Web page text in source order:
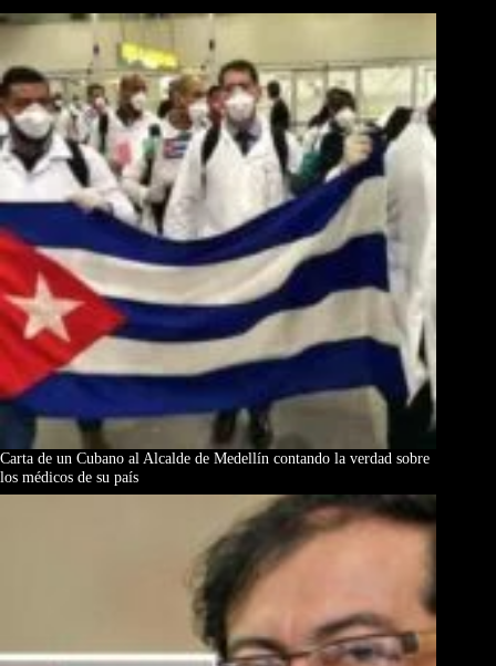
Carta de un Cubano al Alcalde de Medellín contando la verdad sobre
los médicos de su país